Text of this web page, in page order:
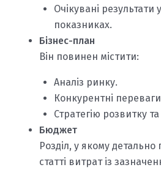
Очікувані результати
показниках.
Бізнес-план
Він повинен містити:
Аналіз ринку.
Конкурентні
Стратегію розвитку
Бюджет
Розділ, у якому
статті витрат із